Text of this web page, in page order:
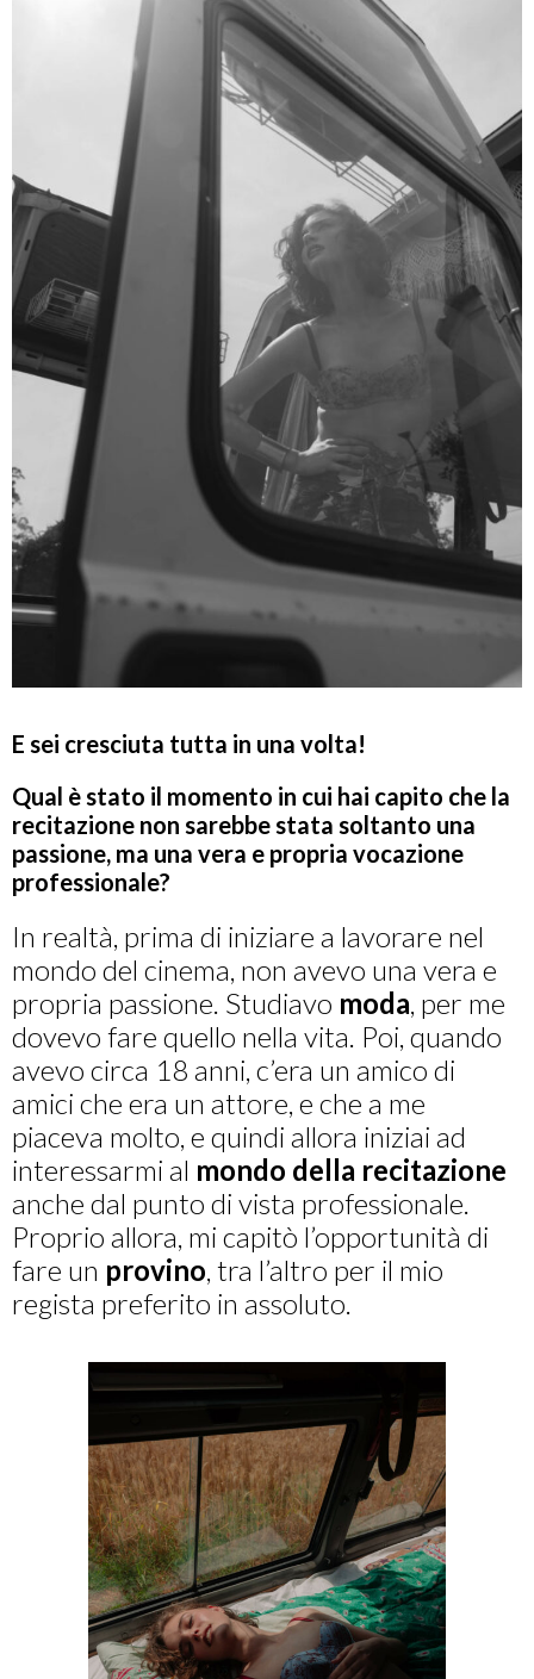
E sei cresciuta tutta in una volta!
Qual è stato il momento in cui hai capito che la
recitazione non sarebbe stata soltanto una
passione, ma una vera e propria vocazione
professionale?
In realtà, prima di iniziare a lavorare nel
mondo del cinema, non avevo una vera e
propria passione. Studiavo moda, per me
dovevo fare quello nella vita. Poi, quando
avevo circa 18 anni, c’era un amico di
amici che era un attore, e che a me
piaceva molto, e quindi allora iniziai ad
interessarmi al mondo della recitazione
anche dal punto di vista professionale.
Proprio allora, mi capitò l’opportunità di
fare un provino, tra l’altro per il mio
regista preferito in assoluto.